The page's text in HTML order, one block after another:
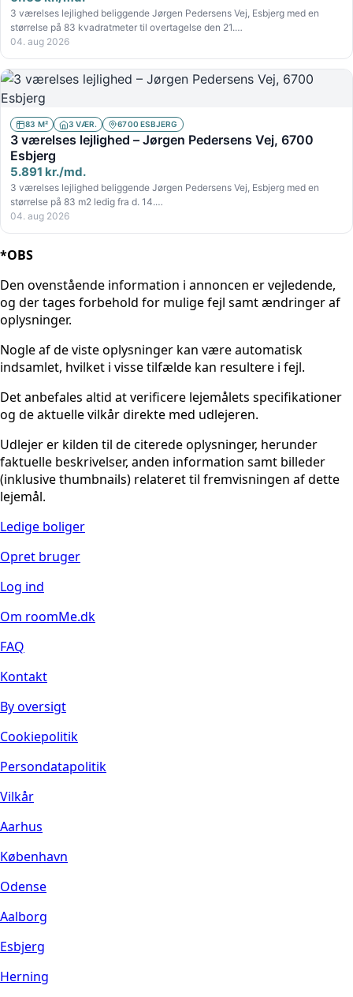
3 værelses lejlighed beliggende Jørgen Pedersens Vej, Esbjerg med en
størrelse på 83 kvadratmeter til overtagelse den 21.…
04. aug 2026
83 M² 3 VÆR. 6700 ESBJERG
3 værelses lejlighed – Jørgen Pedersens Vej, 6700
Esbjerg
5.891 kr./md.
3 værelses lejlighed beliggende Jørgen Pedersens Vej, Esbjerg med en
størrelse på 83 m2 ledig fra d. 14.…
04. aug 2026
*OBS
Den ovenstående information i annoncen er vejledende,
og der tages forbehold for mulige fejl samt ændringer af
oplysninger.
Nogle af de viste oplysninger kan være automatisk
indsamlet, hvilket i visse tilfælde kan resultere i fejl.
Det anbefales altid at verificere lejemålets specifikationer
og de aktuelle vilkår direkte med udlejeren.
Udlejer er kilden til de citerede oplysninger, herunder
faktuelle beskrivelser, anden information samt billeder
(inklusive thumbnails) relateret til fremvisningen af dette
lejemål.
Ledige boliger
Opret bruger
Log ind
Om roomMe.dk
FAQ
Kontakt
By oversigt
Cookiepolitik
Persondatapolitik
Vilkår
Aarhus
København
Odense
Aalborg
Esbjerg
Herning